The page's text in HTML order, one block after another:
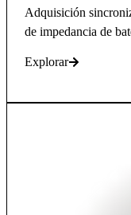
Adquisición
de impedancia de
Explorar